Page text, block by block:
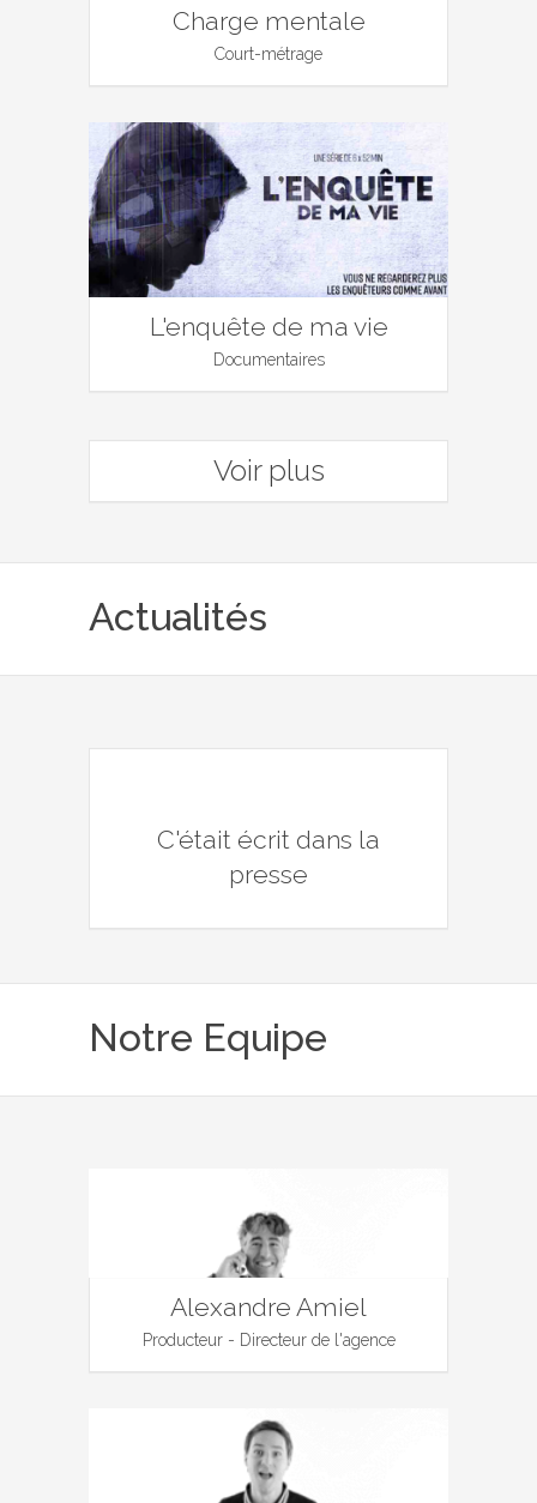
Charge mentale
Court-métrage
L'enquête de ma vie
Documentaires
Voir plus
Actualités
C'était écrit dans la
presse
Notre Equipe
Alexandre Amiel
Producteur - Directeur de l'agence